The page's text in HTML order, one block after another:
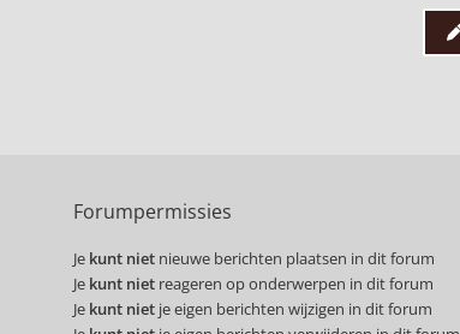
Forumpermissies
Je kunt niet nieuwe berichten plaatsen in dit forum
Je kunt niet reageren op onderwerpen in dit forum
Je kunt niet je eigen berichten wijzigen in dit forum